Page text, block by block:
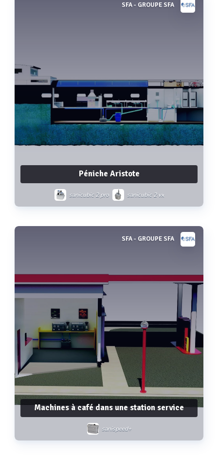
Voir plusSFA - GROUPE SFA
Péniche Aristote
sanicubic 2 pro sanicubic 2 vx
Voir plusSFA - GROUPE SFA
Machines à café dans une station service
sanispeed+